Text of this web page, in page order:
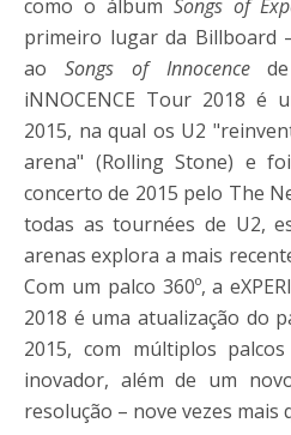
como o álbum Songs of
primeiro lugar da Billboard
ao Songs of Innocencede
iNNOCENCE Tour 2018 é
2015, na qual os U2
arena" (Rolling Stone) e
concerto de 2015 pelo The
todas as tournées de U2,
arenas explora a mais
Com um palco 360º, a
2018 é uma atualização do
2015, com múltiplos
inovador, além de um
resolução – nove vezes mais